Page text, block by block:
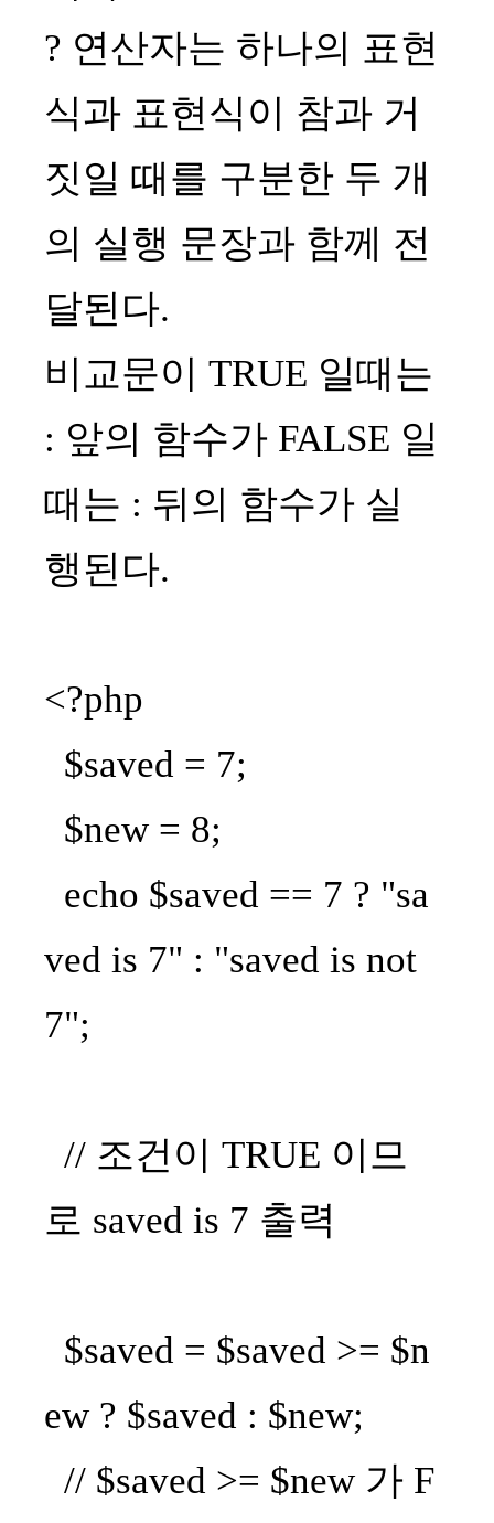
? 연산자는 하나의 표현
식과 표현식이 참과 거
짓일 때를 구분한 두 개
의 실행 문장과 함께 전
달된다.
비교문이 TRUE 일때는
: 앞의 함수가 FALSE 일
때는 : 뒤의 함수가 실
행된다.
<?php
$saved = 7;
$new = 8;
echo $saved == 7 ? "sa
ved is 7" : "saved is not
7";
// 조건이 TRUE 이므
로 saved is 7 출력
$saved = $saved >= $n
ew ? $saved : $new;
// $saved >= $new 가 F